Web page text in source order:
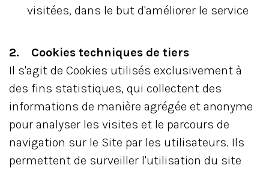
visitées, dans le but d'améliorer le service
2. Cookies techniques de tiers
Il s'agit de Cookies utilisés exclusivement à
des fins statistiques, qui collectent des
informations de manière agrégée et anonyme
pour analyser les visites et le parcours de
navigation sur le Site par les utilisateurs. Ils
permettent de surveiller l'utilisation du site